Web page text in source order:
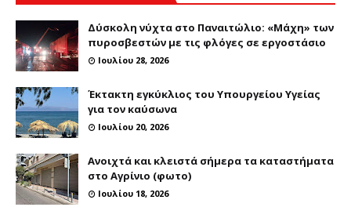
Δύσκολη νύχτα στο Παναιτώλιο: «Μάχη» των
πυροσβεστών με τις φλόγες σε εργοστάσιο
Ιουλίου 28, 2026
Έκτακτη εγκύκλιος του Υπουργείου Υγείας
για τον καύσωνα
Ιουλίου 20, 2026
Ανοιχτά και κλειστά σήμερα τα καταστήματα
στο Αγρίνιο (φωτο)
Ιουλίου 18, 2026